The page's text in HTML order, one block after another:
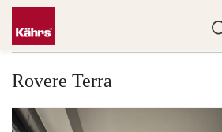
Trova un altro pavimento
Rovere Terra